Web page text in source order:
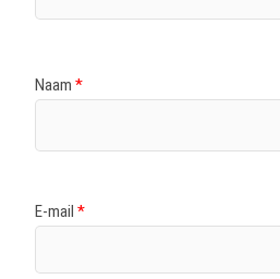
Naam *
E-mail *